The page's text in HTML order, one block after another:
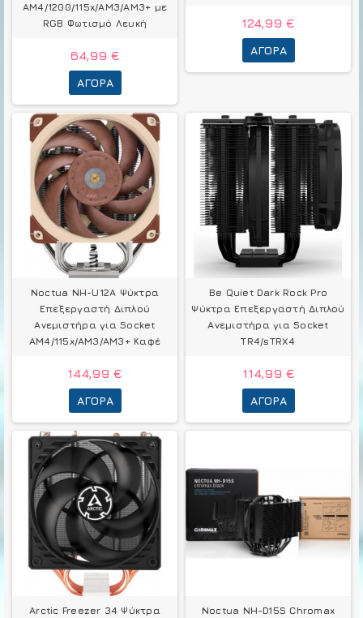
AM4/1200/115x/AM3/AM3+ με
RGB Φωτισμό Λευκή
64,99 €
ΑΓΟΡΆ
124,99 €
ΑΓΟΡΆ
Noctua NH-U12A Ψύκτρα
Επεξεργαστή Διπλού
Ανεμιστήρα για Socket
AM4/115x/AM3/AM3+ Καφέ
144,99 €
ΑΓΟΡΆ
Be Quiet Dark Rock Pro
Ψύκτρα Επεξεργαστή Διπλού
Ανεμιστήρα για Socket
TR4/sTRX4
114,99 €
ΑΓΟΡΆ
Arctic Freezer 34 Ψύκτρα
Noctua NH-D15S Chromax